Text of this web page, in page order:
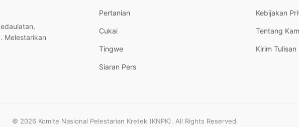
Melestarikan
Pertanian
Cukai
Tingwe
Siaran Pers
Kebijakan
Tentang
Kirim Tulisan
© 2026 Komite Nasional Pelestarian Kretek (KNPK). All Rights Reserved.